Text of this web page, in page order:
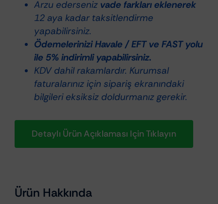
Arzu ederseniz vade farkları eklenerek
12 aya kadar taksitlendirme
yapabilirsiniz.
Ödemelerinizi Havale / EFT ve FAST yolu
ile 5% indirimli yapabilirsiniz.
KDV dahil rakamlardır. Kurumsal
faturalarınız için sipariş ekranındaki
bilgileri eksiksiz doldurmanız gerekir.
Detaylı Ürün Açıklaması Için Tıklayın
Ürün Hakkında